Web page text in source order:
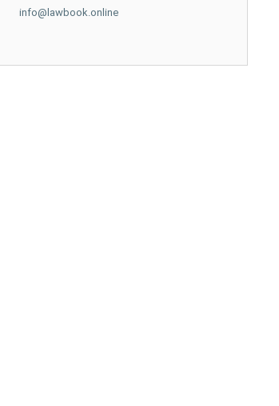
info@lawbook.online